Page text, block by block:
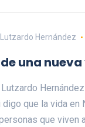
Hernández
una
Lutzardo
que la vida en
que viven